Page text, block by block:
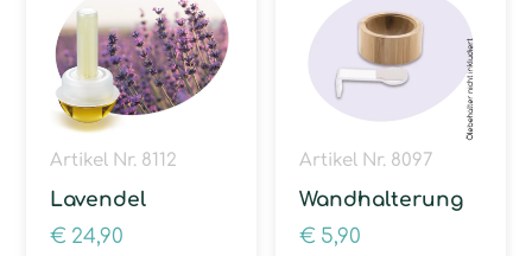
Artikel Nr. 8112
Lavendel
€ 24,90
Artikel Nr. 8097
Wandhalterung
€ 5,90